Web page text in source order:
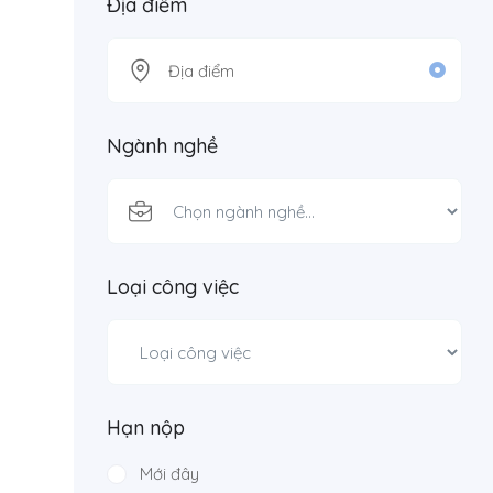
Ngành nghề
Loại công việc
Hạn nộp
Mới đây